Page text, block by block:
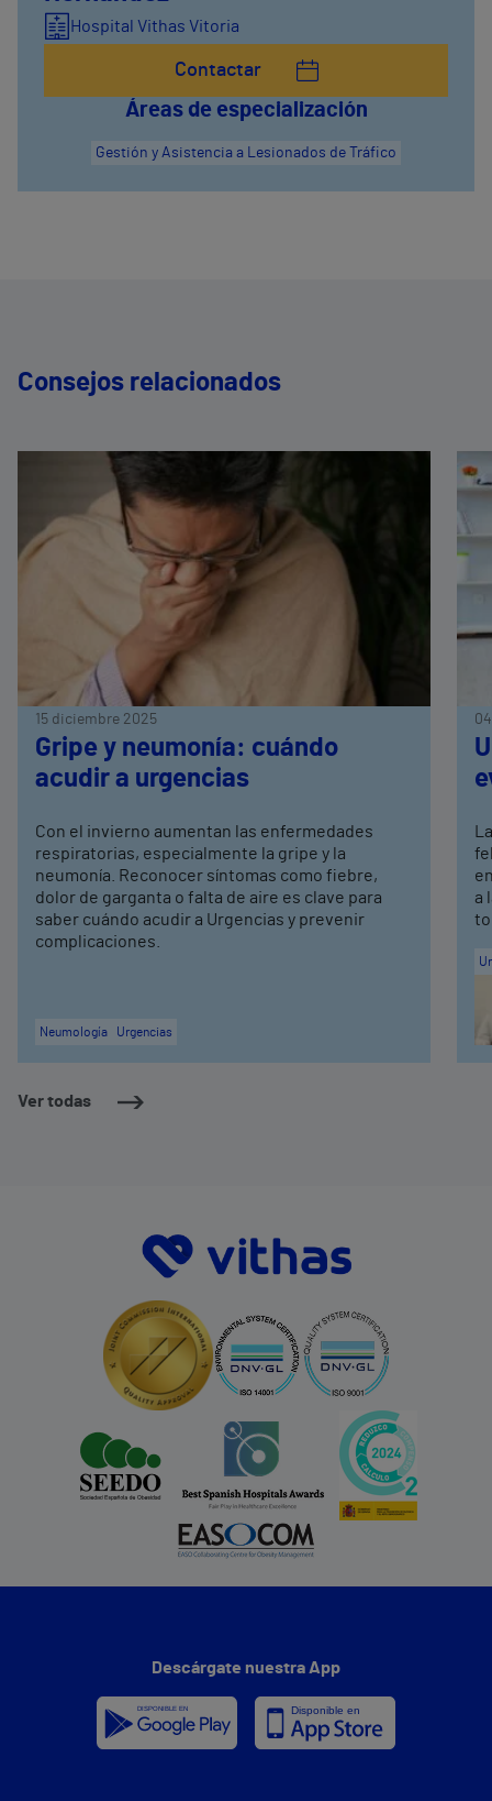
Hospital Vithas Vitoria
Contactar
Áreas de especialización
Gestión y Asistencia a Lesionados de Tráfico
Consejos relacionados
Ver todas
15 diciembre 2025
Gripe y neumonía: cuándo
acudir a urgencias
Con el invierno aumentan las enfermedades
respiratorias, especialmente la gripe y la
neumonía. Reconocer síntomas como fiebre,
dolor de garganta o falta de aire es clave para
saber cuándo acudir a Urgencias y prevenir
complicaciones.
Neumología Urgencias
a
Descárgate nuestra App